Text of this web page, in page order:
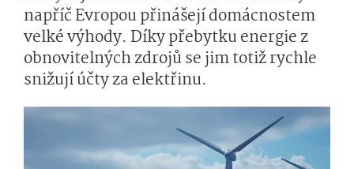
napříč Evropou přinášejí domácnostem
velké výhody. Díky přebytku energie z
obnovitelných zdrojů se jim totiž rychle
snižují účty za elektřinu.